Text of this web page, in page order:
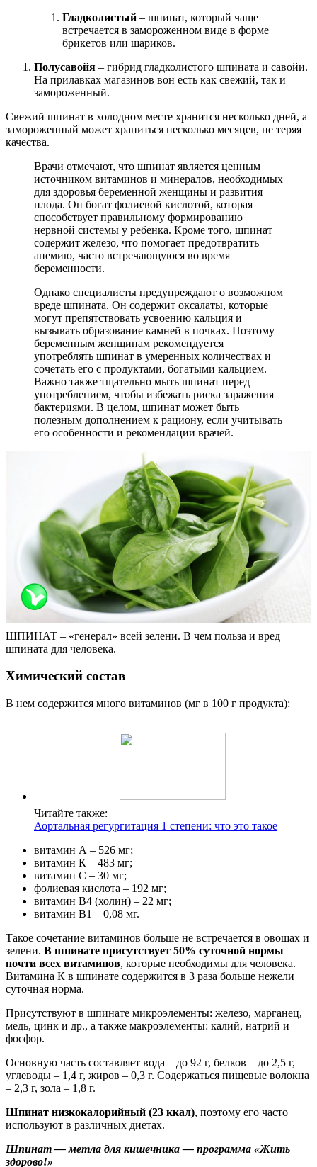
Гладколистый – шпинат, который чаще
встречается в замороженном виде в форме
брикетов или шариков.
Полусавойя – гибрид гладколистого шпината и савойи.
На прилавках магазинов вон есть как свежий, так и
замороженный.
Свежий шпинат в холодном месте хранится несколько дней, а
замороженный может храниться несколько месяцев, не теряя
качества.
Врачи отмечают, что шпинат является ценным
источником витаминов и минералов, необходимых
для здоровья беременной женщины и развития
плода. Он богат фолиевой кислотой, которая
способствует правильному формированию
нервной системы у ребенка. Кроме того, шпинат
содержит железо, что помогает предотвратить
анемию, часто встречающуюся во время
беременности.
Однако специалисты предупреждают о возможном
вреде шпината. Он содержит оксалаты, которые
могут препятствовать усвоению кальция и
вызывать образование камней в почках. Поэтому
беременным женщинам рекомендуется
употреблять шпинат в умеренных количествах и
сочетать его с продуктами, богатыми кальцием.
Важно также тщательно мыть шпинат перед
употреблением, чтобы избежать риска заражения
бактериями. В целом, шпинат может быть
полезным дополнением к рациону, если учитывать
его особенности и рекомендации врачей.
ШПИНАТ – «генерал» всей зелени. В чем польза и вред
шпината для человека.
Химический состав
В нем содержится много витаминов (мг в 100 г продукта):
Читайте также:
Аортальная регургитация 1 степени: что это такое
витамин А – 526 мг;
витамин К – 483 мг;
витамин С – 30 мг;
фолиевая кислота – 192 мг;
витамин В4 (холин) – 22 мг;
витамин В1 – 0,08 мг.
Такое сочетание витаминов больше не встречается в овощах и
зелени. В шпинате присутствует 50% суточной нормы
почти всех витаминов, которые необходимы для человека.
Витамина К в шпинате содержится в 3 раза больше нежели
суточная норма.
Присутствуют в шпинате микроэлементы: железо, марганец,
медь, цинк и др., а также макроэлементы: калий, натрий и
фосфор.
Основную часть составляет вода – до 92 г, белков – до 2,5 г,
углеводы – 1,4 г, жиров – 0,3 г. Содержаться пищевые волокна
– 2,3 г, зола – 1,8 г.
Шпинат низкокалорийный (23 ккал), поэтому его часто
используют в различных диетах.
Шпинат — метла для кишечника — программа «Жить
здорово!»